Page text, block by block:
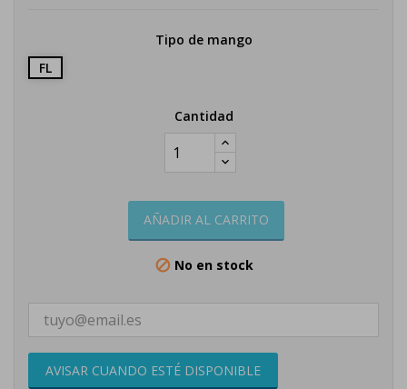
Tipo de mango
FL
Cantidad
AÑADIR AL CARRITO
 No en stock
AVISAR CUANDO ESTÉ DISPONIBLE